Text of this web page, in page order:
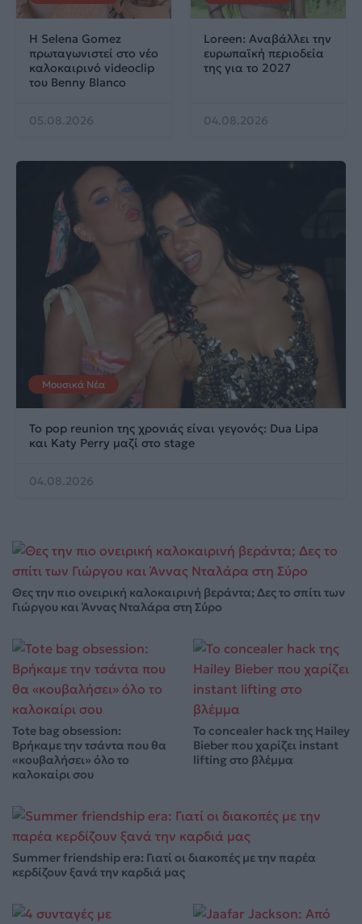
Η Selena Gomez
πρωταγωνιστεί στο νέο
καλοκαιρινό videoclip
του Benny Blanco
05.08.2026
Loreen: Αναβάλλει την
ευρωπαϊκή περιοδεία
της για το 2027
04.08.2026
Μουσικά Νέα
Το pop reunion της χρονιάς είναι γεγονός: Dua Lipa
και Katy Perry μαζί στο stage
04.08.2026
Θες την πιο ονειρική καλοκαιρινή βεράντα; Δες το σπίτι των
Γιώργου και Άννας Νταλάρα στη Σύρο
Tote bag obsession:
Βρήκαμε την τσάντα που θα
«κουβαλήσει» όλο το
καλοκαίρι σου
Το concealer hack της Hailey
Bieber που χαρίζει instant
lifting στο βλέμμα
Summer friendship era: Γιατί οι διακοπές με την παρέα
κερδίζουν ξανά την καρδιά μας